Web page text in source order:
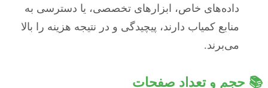
داده‌های خاص، ابزارهای تخصصی، یا دسترسی به
منابع کمیاب دارند، پیچیدگی و در نتیجه هزینه را بالا
می‌برند.
📚 حجم و تعداد صفحات